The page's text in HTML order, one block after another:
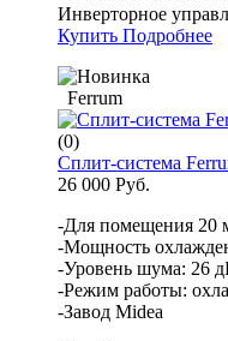
Инверторное
Купить Подробнее
Ferrum
(0)
Сплит-система
26 000 Руб.
-Для помещения 20
-Мощность
-Уровень шума: 26
-Режим работы:
-Завод Midea